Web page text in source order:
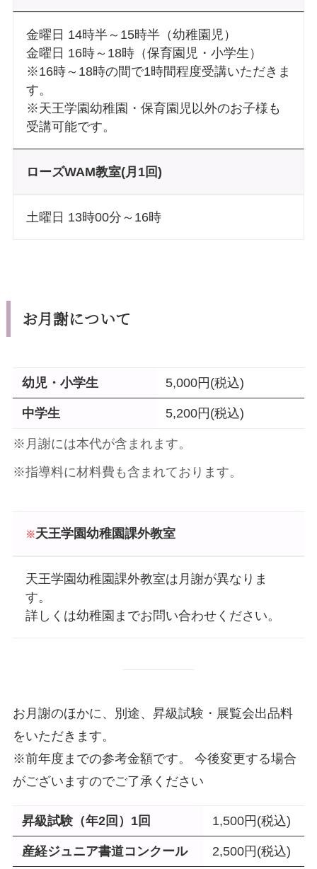
金曜日 14時半～15時半（幼稚園児）
金曜日 16時～18時（保育園児・小学生）
※16時～18時の間で1時間程度受講いただきま
す。
※天王学園幼稚園・保育園児以外のお子様も
受講可能です。
ローズWAM教室(月1回)
土曜日 13時00分～16時
お月謝について
幼児・小学生 5,000円(税込)
中学生 5,200円(税込)
※月謝には本代が含まれます。
※指導料に材料費も含まれております。
※天王学園幼稚園課外教室
天王学園幼稚園課外教室は月謝が異なりま
す。
詳しくは幼稚園までお問い合わせください。
お月謝のほかに、別途、昇級試験・展覧会出品料
をいただきます。
※前年度までの参考金額です。 今後変更する場合
がございますのでご了承ください
昇級試験（年2回）1回 1,500円(税込)
産経ジュニア書道コンクール 2,500円(税込)